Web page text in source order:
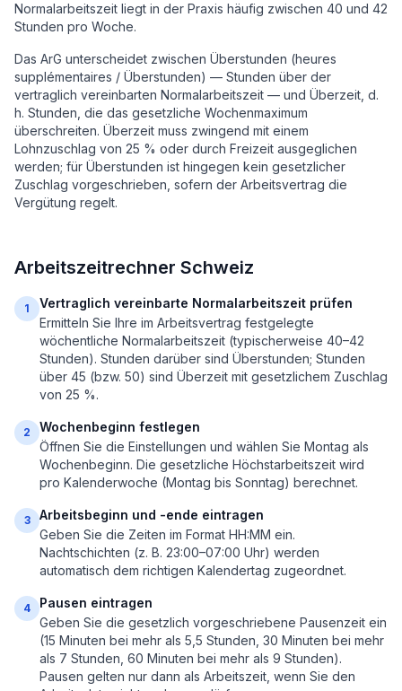
Normalarbeitszeit liegt in der Praxis häufig zwischen 40 und 42
Stunden pro Woche.
Das ArG unterscheidet zwischen Überstunden (heures
supplémentaires / Überstunden) — Stunden über der
vertraglich vereinbarten Normalarbeitszeit — und Überzeit, d.
h. Stunden, die das gesetzliche Wochenmaximum
überschreiten. Überzeit muss zwingend mit einem
Lohnzuschlag von 25 % oder durch Freizeit ausgeglichen
werden; für Überstunden ist hingegen kein gesetzlicher
Zuschlag vorgeschrieben, sofern der Arbeitsvertrag die
Vergütung regelt.
Arbeitszeitrechner Schweiz
1
Vertraglich vereinbarte Normalarbeitszeit prüfen
Ermitteln Sie Ihre im Arbeitsvertrag festgelegte
wöchentliche Normalarbeitszeit (typischerweise 40–42
Stunden). Stunden darüber sind Überstunden; Stunden
über 45 (bzw. 50) sind Überzeit mit gesetzlichem Zuschlag
von 25 %.
2
Wochenbeginn festlegen
Öffnen Sie die Einstellungen und wählen Sie Montag als
Wochenbeginn. Die gesetzliche Höchstarbeitszeit wird
pro Kalenderwoche (Montag bis Sonntag) berechnet.
3
Arbeitsbeginn und -ende eintragen
Geben Sie die Zeiten im Format HH:MM ein.
Nachtschichten (z. B. 23:00–07:00 Uhr) werden
automatisch dem richtigen Kalendertag zugeordnet.
4
Pausen eintragen
Geben Sie die gesetzlich vorgeschriebene Pausenzeit ein
(15 Minuten bei mehr als 5,5 Stunden, 30 Minuten bei mehr
als 7 Stunden, 60 Minuten bei mehr als 9 Stunden).
Pausen gelten nur dann als Arbeitszeit, wenn Sie den